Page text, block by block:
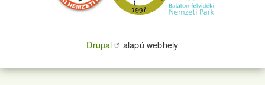
Drupal alapú webhely